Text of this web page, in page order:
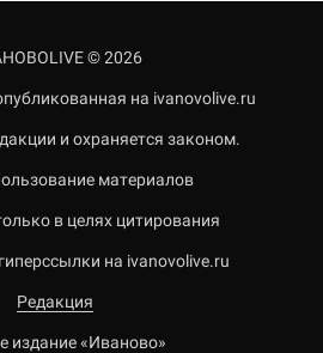
© 2026
на ivanovolive.ru
и охраняется законом.
материалов
в целях цитирования
на ivanovolive.ru
Редакция
издание «Иваново»